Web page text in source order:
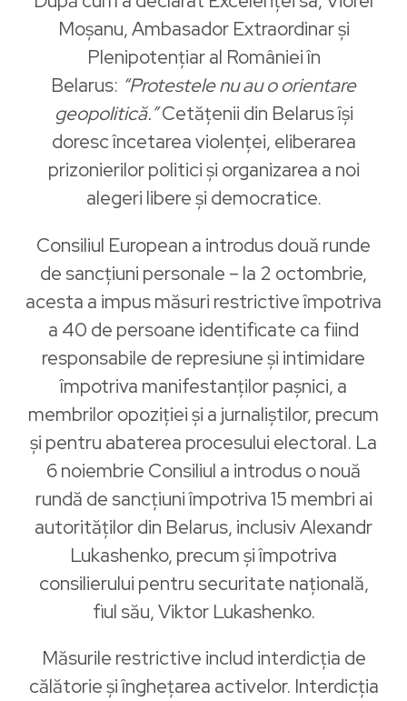
Moșanu, Ambasador Extraordinar şi
Plenipotenţiar al României în
Belarus: “Protestele nu au o orientare
geopolitică.”Cetățenii din Belarus își
doresc încetarea violenței, eliberarea
prizonierilor politici și organizarea a noi
alegeri libere și democratice.
Consiliul European a introdus două runde
de sancțiuni personale – la 2 octombrie,
acesta a impus măsuri restrictive împotriva
a 40 de persoane identificate ca fiind
responsabile de represiune și intimidare
împotriva manifestanților pașnici, a
membrilor opoziției și a jurnaliștilor, precum
și pentru abaterea procesului electoral. La
6 noiembrie Consiliul a introdus o nouă
rundă de sancțiuni împotriva 15 membri ai
autorităților din Belarus, inclusiv Alexandr
Lukashenko, precum și împotriva
consilierului pentru securitate națională,
fiul său, Viktor Lukashenko.
Măsurile restrictive includ interdicția de
călătorie și înghețarea activelor. Interdicția